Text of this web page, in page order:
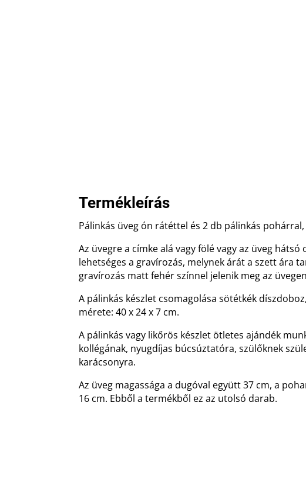
Termékleírás
Pálinkás üveg ón rátéttel és 2 db pálinkás
Az üvegre a címke alá vagy fölé vagy az üveg hátsó
lehetséges a gravírozás, melynek árát a szett ára
gravírozás matt fehér színnel jelenik meg az
A pálinkás készlet csomagolása sötétkék
mérete: 40 x 24 x 7 cm.
A pálinkás vagy likőrös készlet ötletes ajándék
kollégának, nyugdíjas búcsúztatóra, szülőknek
karácsonyra.
Az üveg magassága a dugóval együtt 37 cm, a
16 cm. Ebből a termékből ez az utolsó darab.